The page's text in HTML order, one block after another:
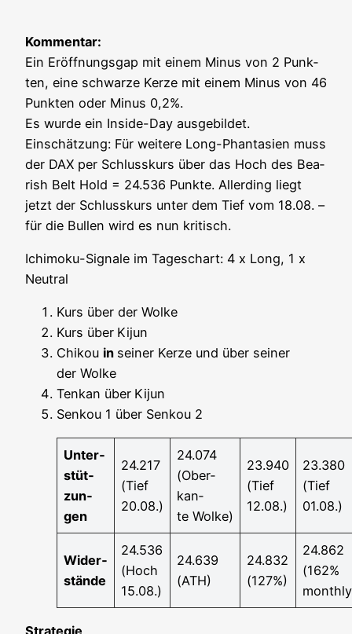
Kom­men­tar:
Ein Eröff­nungs­gap mit einem Minus von 2 Punk­
ten, eine schwar­ze Ker­ze mit einem Minus von 46
Punk­ten oder Minus 0,2%.
Es wur­de ein Insi­de-Day aus­ge­bil­det.
Ein­schät­zung: Für wei­te­re Long-Phan­ta­sien muss
der DAX per Schluss­kurs über das Hoch des Bea­
rish Belt Hold = 24.536 Punk­te. Aller­ding liegt
jetzt der Schluss­kurs unter dem Tief vom 18.08. –
für die Bul­len wird es nun kritisch.
Ichi­mo­ku-Signa­le im Tages­chart: 4 x Long, 1 x
Neutral
Kurs über der Wolke
Kurs über Kijun
Chi­kou in sei­ner Ker­ze und über sei­ner
der Wolke
Ten­kan über Kijun
Sen­kou 1 über Sen­kou 2
Unter­
stüt­
zun­
gen
24.217
(Tief
20.08.)
24.074
(Ober­
kan­
te Wolke)
23.940
(Tief
12.08.)
23.380
(Tief
01.08.)
Wider­
stän­de
24.536
(Hoch
15.08.)
24.639
(ATH)
24.832
(127%)
24.862
(162%
Stra­te­gie